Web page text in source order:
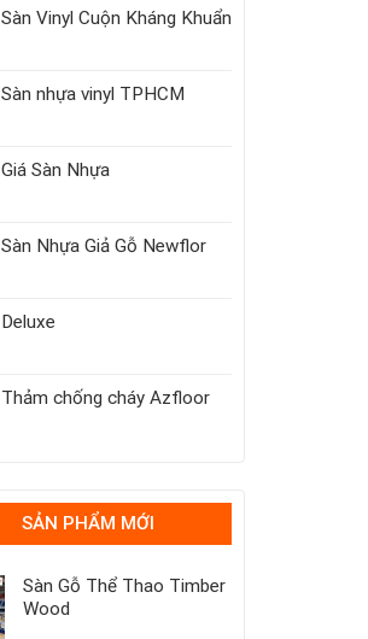
Sàn Vinyl Cuộn Kháng Khuẩn
Sàn nhựa vinyl TPHCM
Giá Sàn Nhựa
Sàn Nhựa Giả Gỗ Newflor
Deluxe
Thảm chống cháy Azfloor
SẢN PHẨM MỚI
Sàn Gỗ Thể Thao Timber
Wood